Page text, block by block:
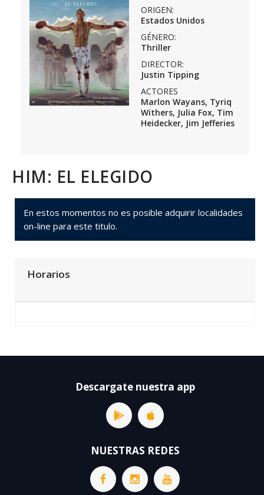
ORIGEN:
Estados Unidos
GÉNERO:
Thriller
DIRECTOR:
Justin Tipping
ACTORES
Marlon Wayans, Tyriq
Withers, Julia Fox, Tim
Heidecker, Jim Jefferies
HIM: EL ELEGIDO
En estos momentos no es posible adquirir localidades
on-line para este titulo.
Horarios
Descargate nuestra app
NUESTRAS REDES